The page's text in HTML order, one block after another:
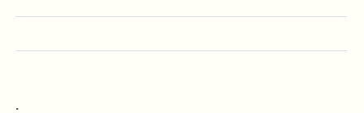
.